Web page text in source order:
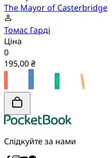
The Mayor of Casterbridge
Томас Гарді
Ціна
0
195,00 ₴
Слідкуйте за нами